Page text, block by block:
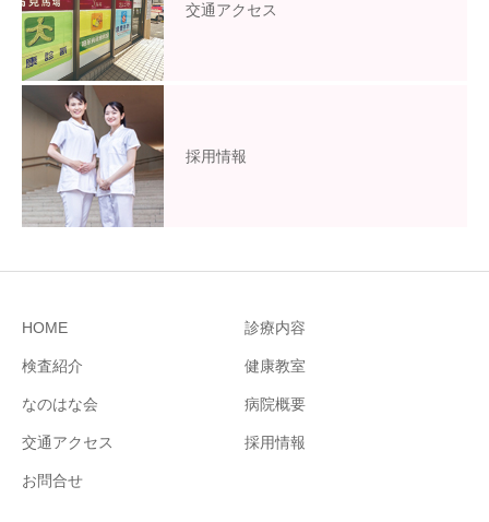
交通アクセス
採用情報
HOME 診療内容
検査紹介 健康教室
なのはな会 病院概要
交通アクセス 採用情報
お問合せ